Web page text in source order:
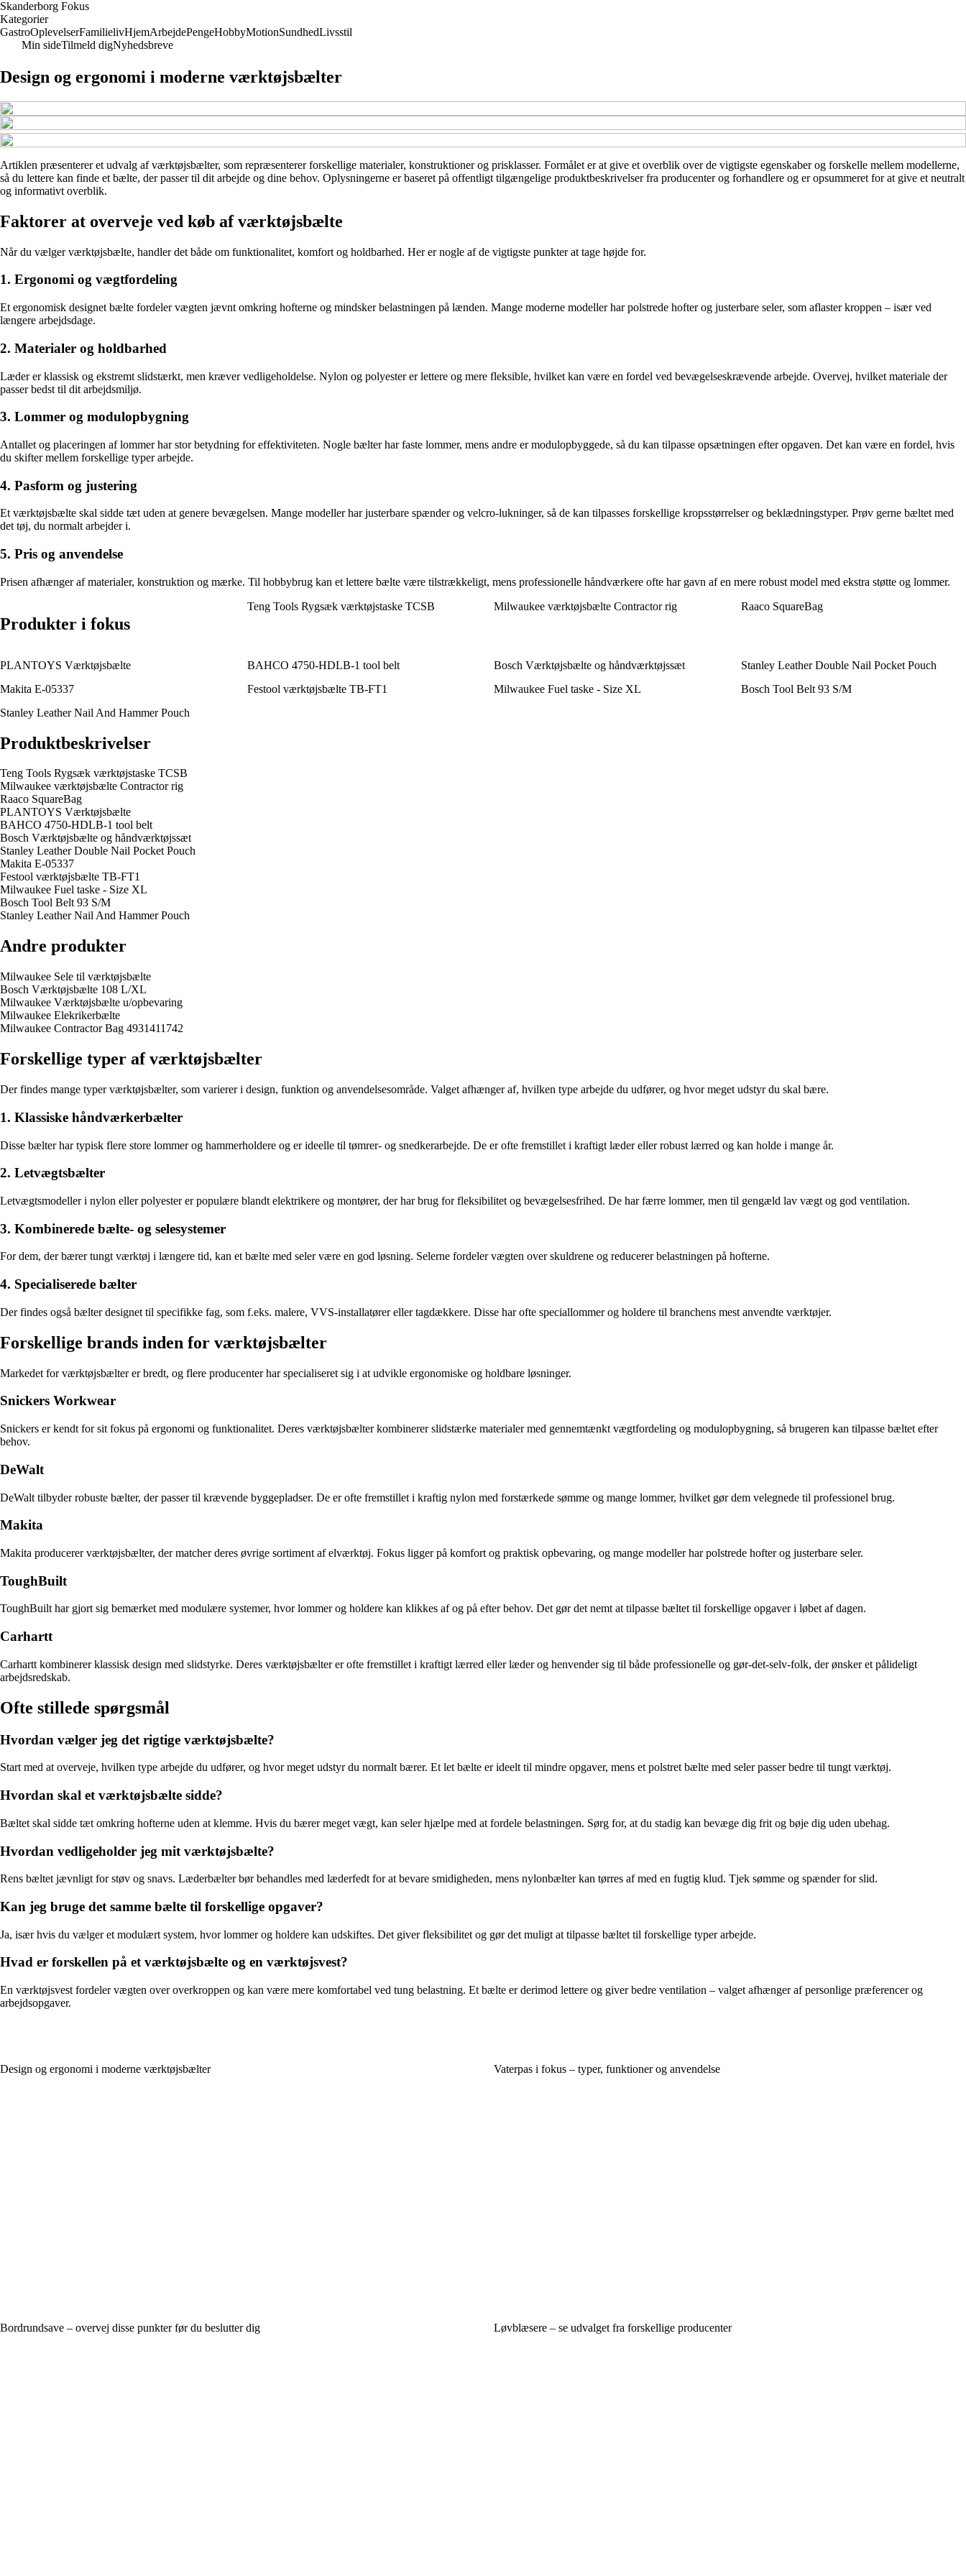
Skanderborg Fokus
Kategorier
GastroOplevelserFamilielivHjemArbejdePengeHobbyMotionSundhedLivsstil
Min sideTilmeld digNyhedsbreve
Design og ergonomi i moderne værktøjsbælter
Artiklen præsenterer et udvalg af værktøjsbælter, som repræsenterer forskellige materialer, konstruktioner og prisklasser. Formålet er at give et overblik over de vigtigste egenskaber og forskelle mellem modellerne,
så du lettere kan finde et bælte, der passer til dit arbejde og dine behov. Oplysningerne er baseret på offentligt tilgængelige produktbeskrivelser fra producenter og forhandlere og er opsummeret for at give et neutralt
og informativt overblik.
Faktorer at overveje ved køb af værktøjsbælte
Når du vælger værktøjsbælte, handler det både om funktionalitet, komfort og holdbarhed. Her er nogle af de vigtigste punkter at tage højde for.
1. Ergonomi og vægtfordeling
Et ergonomisk designet bælte fordeler vægten jævnt omkring hofterne og mindsker belastningen på lænden. Mange moderne modeller har polstrede hofter og justerbare seler, som aflaster kroppen – især ved
længere arbejdsdage.
2. Materialer og holdbarhed
Læder er klassisk og ekstremt slidstærkt, men kræver vedligeholdelse. Nylon og polyester er lettere og mere fleksible, hvilket kan være en fordel ved bevægelseskrævende arbejde. Overvej, hvilket materiale der
passer bedst til dit arbejdsmiljø.
3. Lommer og modulopbygning
Antallet og placeringen af lommer har stor betydning for effektiviteten. Nogle bælter har faste lommer, mens andre er modulopbyggede, så du kan tilpasse opsætningen efter opgaven. Det kan være en fordel, hvis
du skifter mellem forskellige typer arbejde.
4. Pasform og justering
Et værktøjsbælte skal sidde tæt uden at genere bevægelsen. Mange modeller har justerbare spænder og velcro-lukninger, så de kan tilpasses forskellige kropsstørrelser og beklædningstyper. Prøv gerne bæltet med
det tøj, du normalt arbejder i.
5. Pris og anvendelse
Prisen afhænger af materialer, konstruktion og mærke. Til hobbybrug kan et lettere bælte være tilstrækkeligt, mens professionelle håndværkere ofte har gavn af en mere robust model med ekstra støtte og lommer.
Produkter i fokus
Teng Tools Rygsæk værktøjstaske TCSB Milwaukee værktøjsbælte Contractor rig Raaco SquareBag
PLANTOYS Værktøjsbælte BAHCO 4750-HDLB-1 tool belt Bosch Værktøjsbælte og håndværktøjssæt
Stanley Leather Double Nail Pocket Pouch
Makita E-05337
Festool værktøjsbælte TB-FT1 Milwaukee Fuel taske - Size XL
Bosch Tool Belt 93 S/M
Stanley Leather Nail And Hammer Pouch
Produktbeskrivelser
Teng Tools Rygsæk værktøjstaske TCSB
Milwaukee værktøjsbælte Contractor rig
Raaco SquareBag
PLANTOYS Værktøjsbælte
BAHCO 4750-HDLB-1 tool belt
Bosch Værktøjsbælte og håndværktøjssæt
Stanley Leather Double Nail Pocket Pouch
Makita E-05337
Festool værktøjsbælte TB-FT1
Milwaukee Fuel taske - Size XL
Bosch Tool Belt 93 S/M
Stanley Leather Nail And Hammer Pouch
Andre produkter
Milwaukee Sele til værktøjsbælte
Bosch Værktøjsbælte 108 L/XL
Milwaukee Værktøjsbælte u/opbevaring
Milwaukee Elekrikerbælte
Milwaukee Contractor Bag 4931411742
Forskellige typer af værktøjsbælter
Der findes mange typer værktøjsbælter, som varierer i design, funktion og anvendelsesområde. Valget afhænger af, hvilken type arbejde du udfører, og hvor meget udstyr du skal bære.
1. Klassiske håndværkerbælter
Disse bælter har typisk flere store lommer og hammerholdere og er ideelle til tømrer- og snedkerarbejde. De er ofte fremstillet i kraftigt læder eller robust lærred og kan holde i mange år.
2. Letvægtsbælter
Letvægtsmodeller i nylon eller polyester er populære blandt elektrikere og montører, der har brug for fleksibilitet og bevægelsesfrihed. De har færre lommer, men til gengæld lav vægt og god ventilation.
3. Kombinerede bælte- og selesystemer
For dem, der bærer tungt værktøj i længere tid, kan et bælte med seler være en god løsning. Selerne fordeler vægten over skuldrene og reducerer belastningen på hofterne.
4. Specialiserede bælter
Der findes også bælter designet til specifikke fag, som f.eks. malere, VVS-installatører eller tagdækkere. Disse har ofte speciallommer og holdere til branchens mest anvendte værktøjer.
Forskellige brands inden for værktøjsbælter
Markedet for værktøjsbælter er bredt, og flere producenter har specialiseret sig i at udvikle ergonomiske og holdbare løsninger.
Snickers Workwear
Snickers er kendt for sit fokus på ergonomi og funktionalitet. Deres værktøjsbælter kombinerer slidstærke materialer med gennemtænkt vægtfordeling og modulopbygning, så brugeren kan tilpasse bæltet efter
behov.
DeWalt
DeWalt tilbyder robuste bælter, der passer til krævende byggepladser. De er ofte fremstillet i kraftig nylon med forstærkede sømme og mange lommer, hvilket gør dem velegnede til professionel brug.
Makita
Makita producerer værktøjsbælter, der matcher deres øvrige sortiment af elværktøj. Fokus ligger på komfort og praktisk opbevaring, og mange modeller har polstrede hofter og justerbare seler.
ToughBuilt
ToughBuilt har gjort sig bemærket med modulære systemer, hvor lommer og holdere kan klikkes af og på efter behov. Det gør det nemt at tilpasse bæltet til forskellige opgaver i løbet af dagen.
Carhartt
Carhartt kombinerer klassisk design med slidstyrke. Deres værktøjsbælter er ofte fremstillet i kraftigt lærred eller læder og henvender sig til både professionelle og gør-det-selv-folk, der ønsker et pålideligt
arbejdsredskab.
Ofte stillede spørgsmål
Hvordan vælger jeg det rigtige værktøjsbælte?
Start med at overveje, hvilken type arbejde du udfører, og hvor meget udstyr du normalt bærer. Et let bælte er ideelt til mindre opgaver, mens et polstret bælte med seler passer bedre til tungt værktøj.
Hvordan skal et værktøjsbælte sidde?
Bæltet skal sidde tæt omkring hofterne uden at klemme. Hvis du bærer meget vægt, kan seler hjælpe med at fordele belastningen. Sørg for, at du stadig kan bevæge dig frit og bøje dig uden ubehag.
Hvordan vedligeholder jeg mit værktøjsbælte?
Rens bæltet jævnligt for støv og snavs. Læderbælter bør behandles med læderfedt for at bevare smidigheden, mens nylonbælter kan tørres af med en fugtig klud. Tjek sømme og spænder for slid.
Kan jeg bruge det samme bælte til forskellige opgaver?
Ja, især hvis du vælger et modulært system, hvor lommer og holdere kan udskiftes. Det giver fleksibilitet og gør det muligt at tilpasse bæltet til forskellige typer arbejde.
Hvad er forskellen på et værktøjsbælte og en værktøjsvest?
En værktøjsvest fordeler vægten over overkroppen og kan være mere komfortabel ved tung belastning. Et bælte er derimod lettere og giver bedre ventilation – valget afhænger af personlige præferencer og
arbejdsopgaver.
Design og ergonomi i moderne værktøjsbælter Vaterpas i fokus – typer, funktioner og anvendelse
Bordrundsave – overvej disse punkter før du beslutter dig Løvblæsere – se udvalget fra forskellige producenter